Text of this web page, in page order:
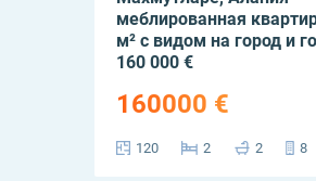
меблированная
м² с видом на город и
160 000 €
160000 €
120 2 2 8